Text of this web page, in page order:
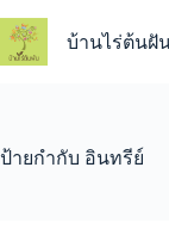
to
content
บ้านไร่ต้นฝั
ป้ายกำกับ อินทรีย์